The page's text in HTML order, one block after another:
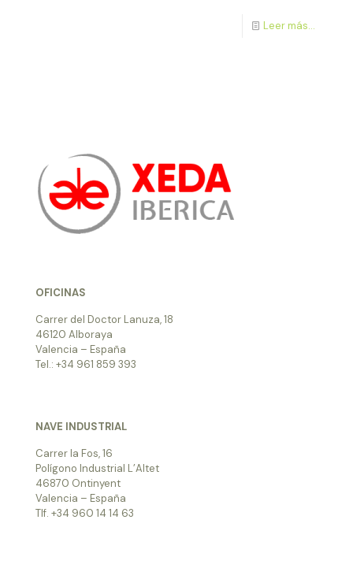
Leer más...
OFICINAS
Carrer del Doctor Lanuza, 18
46120 Alboraya
Valencia – España
Tel.: +34 961 859 393
NAVE INDUSTRIAL
Carrer la Fos, 16
Polígono Industrial L’Altet
46870 Ontinyent
Valencia – España
Tlf. +34 960 14 14 63